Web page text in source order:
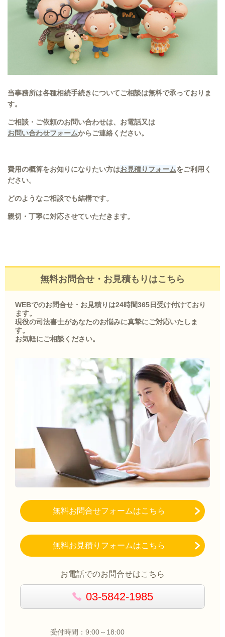
当事務所は各種相続手続きについてご相談は無料で承っておりま
す。
ご相談・ご依頼のお問い合わせは、お電話又は
お問い合わせフォームからご連絡ください。
費用の概算をお知りになりたい方はお見積りフォームをご利用く
ださい。
どのようなご相談でも結構です。
親切・丁寧に対応させていただきます。
無料お問合せ・お見積もりはこちら
WEBでのお問合せ・お見積りは24時間365日受け付けており
ます。
現役の司法書士があなたのお悩みに真摯にご対応いたしま
す。
お気軽にご相談ください。
無料お問合せフォームはこちら
無料お見積りフォームはこちら
お電話でのお問合せはこちら
03-5842-1985
受付時間：9:00～18:00